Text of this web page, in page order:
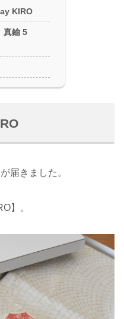
KIRO
真鍮 5
届きました。
】。